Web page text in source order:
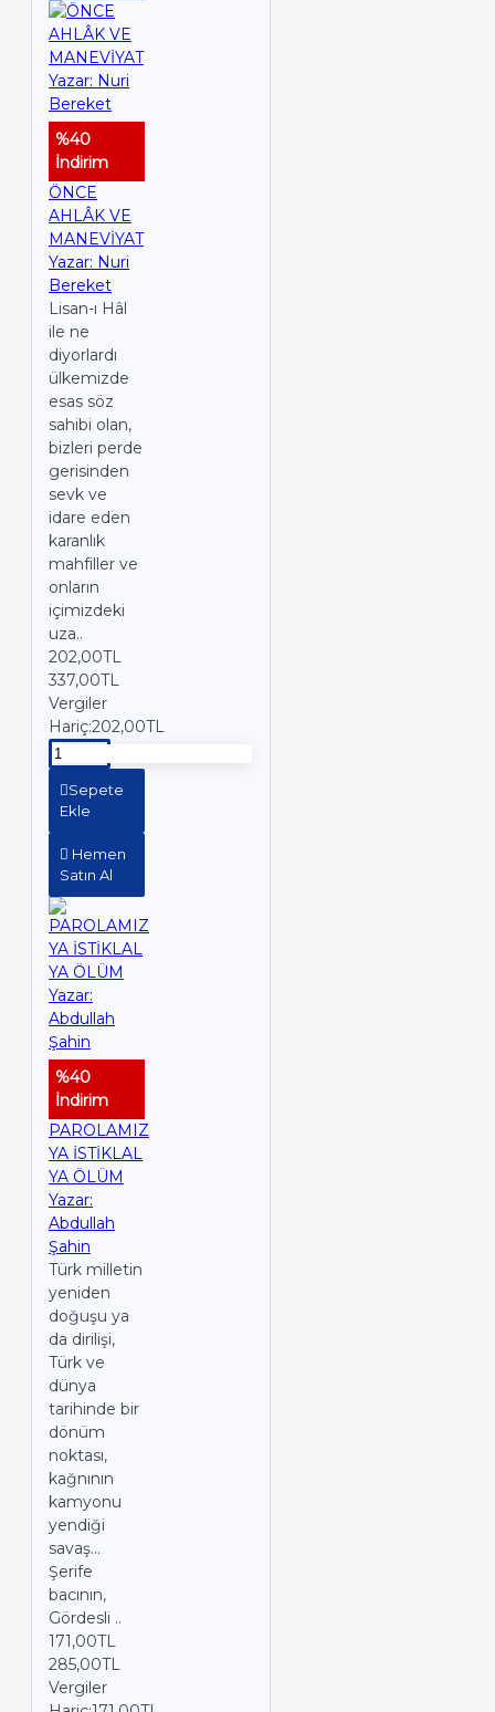
%40
İndirim
ÖNCE
AHLÂK VE
MANEVİYAT
Yazar: Nuri
Bereket
Lisan-ı Hâl
ile ne
diyorlardı
ülkemizde
esas söz
sahibi olan,
bizleri perde
gerisinden
sevk ve
idare eden
karanlık
mahfiller ve
onların
içimizdeki
uza..
202,00TL
337,00TL
Vergiler
Hariç:202,00TL
Sepete
Ekle
Hemen
Satın Al
%40
İndirim
PAROLAMIZ
YA İSTİKLAL
YA ÖLÜM
Yazar:
Abdullah
Şahin
Türk milletin
yeniden
doğuşu ya
da dirilişi,
Türk ve
dünya
tarihinde bir
dönüm
noktası,
kağnının
kamyonu
yendiği
savaş...
Şerife
bacının,
Gördesli ..
171,00TL
285,00TL
Vergiler